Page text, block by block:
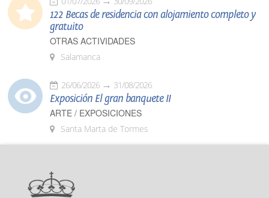
122 Becas de residencia con alojamiento completo y
gratuito
OTRAS ACTIVIDADES
Salamanca
26/06/2026 31/08/2026
Exposición El gran banquete II
ARTE / EXPOSICIONES
Santa Marta de Tormes